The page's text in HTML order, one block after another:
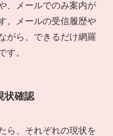
、メールでのみ案内が
。メールの受信履歴や
がら、できるだけ網羅
す。
状確認
ら、それぞれの現状を